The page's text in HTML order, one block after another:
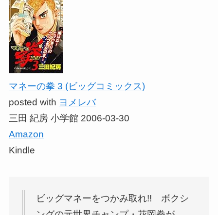
マネーの拳 3 (ビッグコミックス)
posted with ヨメレバ
三田 紀房 小学館 2006-03-30
Amazon
Kindle
ビッグマネーをつかみ取れ!! ボクシ